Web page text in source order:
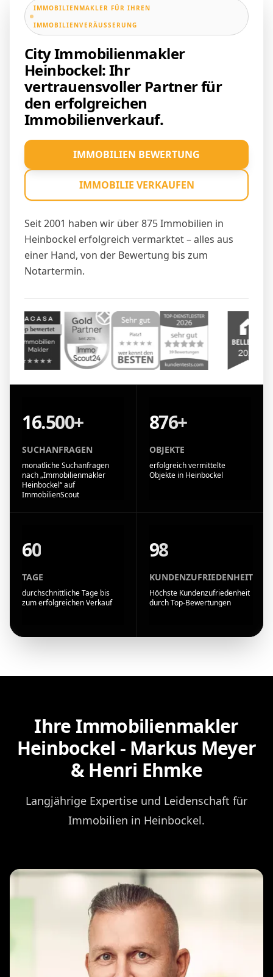
IMMOBILIENMAKLER FÜR IHREN
IMMOBILIENVERÄUSSERUNG
City Immobilienmakler
Heinbockel: Ihr
vertrauensvoller Partner für
den erfolgreichen
Immobilienverkauf.
Seit 2001 haben wir über 875 Immobilien in
Heinbockel erfolgreich vermarktet – alles aus
einer Hand, von der Bewertung bis zum
Notartermin.
IMMOBILIEN BEWERTUNG
IMMOBILIE VERKAUFEN
16.500+
SUCHANFRAGEN
monatliche Suchanfragen
nach „Immobilienmakler
Heinbockel“ auf
ImmobilienScout
876+
OBJEKTE
erfolgreich vermittelte
Objekte in Heinbockel
60
TAGE
durchschnittliche Tage bis
zum erfolgreichen Verkauf
98
KUNDENZUFRIEDENHEIT
Höchste Kundenzufriedenheit
durch Top-Bewertungen
Ihre Immobilienmakler
Heinbockel - Markus Meyer
& Henri Ehmke
Langjährige Expertise und Leidenschaft für
Immobilien in Heinbockel.